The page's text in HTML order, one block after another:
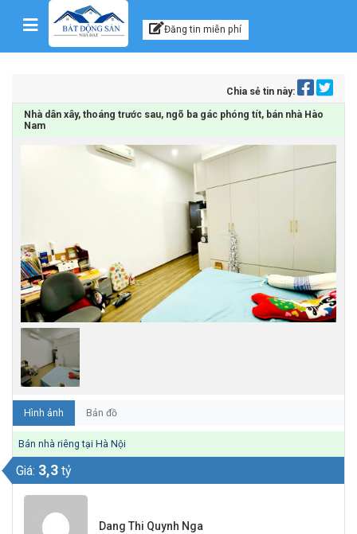
Skip to content Kênh thông tin, tư vấn
Đăng tin miễn phí
Chia sẻ tin này:
Nhà dân xây, thoáng trước sau, ngõ ba gác phóng tít, bán nhà Hào
Nam
Hình ảnh Bản đồ
Bán nhà riêng tại Hà Nội
Giá: 3,3 tỷ
Dang Thi Quynh Nga